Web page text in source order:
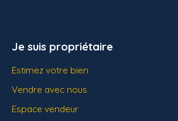
Je suis propriétaire
Estimez votre bien
Vendre avec nous
Espace vendeur